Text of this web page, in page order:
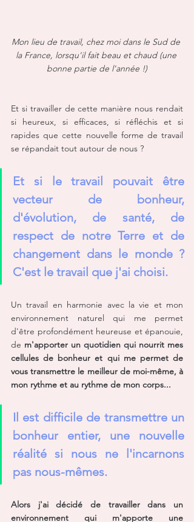
Mon lieu de travail, chez moi dans le Sud de
la France, lorsqu'il fait beau et chaud (une
bonne partie de l'année !)
Et si travailler de cette manière nous rendait
si heureux, si efficaces, si réfléchis et si
rapides que cette nouvelle forme de travail
se répandait tout autour de nous ?
Et si le travail pouvait être
vecteur de bonheur,
d'évolution, de santé, de
respect de notre Terre et de
changement dans le monde ?
C'est le travail que j'ai choisi.
Un travail en harmonie avec la vie et mon
environnement naturel qui me permet
d'être profondément heureuse et épanouie,
de m'apporter un quotidien qui nourrit mes
cellules de bonheur et qui me permet de
vous transmettre le meilleur de moi-même, à
mon rythme et au rythme de mon corps...
Il est difficile de transmettre un
bonheur entier, une nouvelle
réalité si nous ne l'incarnons
pas nous-mêmes.
Alors j'ai décidé de travailler dans un
environnement qui m'apporte une